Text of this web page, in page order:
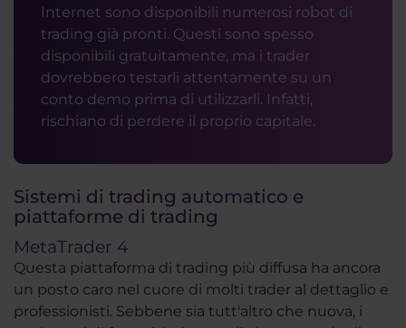
Internet sono disponibili numerosi robot di
trading già pronti. Questi sono spesso
disponibili gratuitamente, ma i trader
dovrebbero testarli attentamente su un
conto demo prima di utilizzarli. Infatti,
rischiano di perdere il proprio capitale.
Sistemi di trading automatico e
piattaforme di trading
MetaTrader 4
Questa piattaforma di trading più diffusa ha ancora
un posto caro nel cuore di molti trader al dettaglio e
professionisti. Sebbene sia tutt'altro che nuova, i